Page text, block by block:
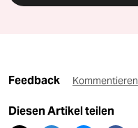
Feedback Kommentieren
Diesen Artikel teilen